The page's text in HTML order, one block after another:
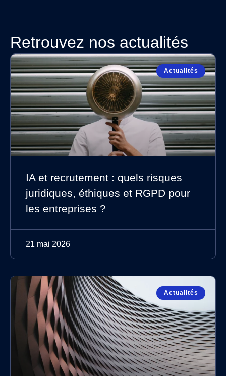
Retrouvez nos actualités
Actualités
IA et recrutement : quels risques
juridiques, éthiques et RGPD pour
les entreprises ?
21 mai 2026
Actualités